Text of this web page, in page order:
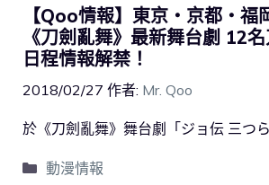
【Qoo情報】東京・京都・福
《刀劍亂舞》最新舞台劇 12
日程情報解禁！
2018/02/27 作者: Mr. Qoo
於《刀劍亂舞》舞台劇「ジョ伝 三つ
動漫情報